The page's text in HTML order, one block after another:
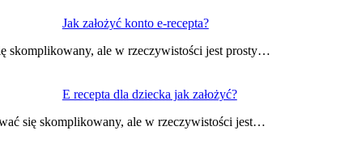
Jak założyć konto e-recepta?
skomplikowany, ale w rzeczywistości jest prosty…
E recepta dla dziecka jak założyć?
się skomplikowany, ale w rzeczywistości jest…